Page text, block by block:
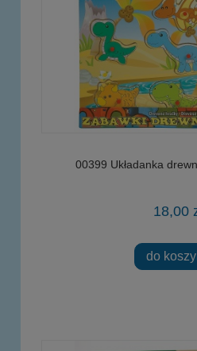
00399 Układanka
18,00
do